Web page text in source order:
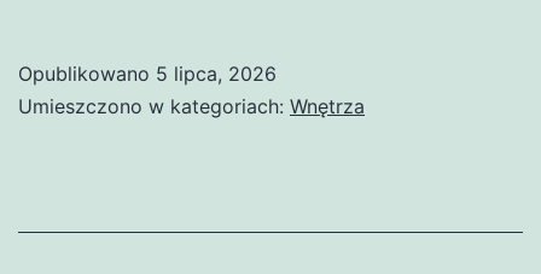
niemowląt
Opublikowano 5 lipca, 2026
Umieszczono w kategoriach: Wnętrza